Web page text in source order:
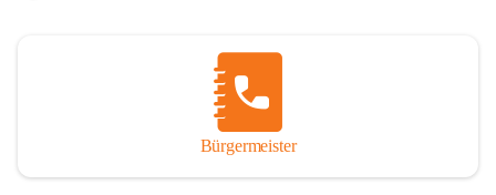
gedankt werden, die durch ihre Erinnerungen, Informationen und
durch das Überlassen von Fotos und Dokumenten zum Gesamtbild
dieses Buches wesentlich beigetragen haben.
Der Zeitdruck war enorm, um das Werk auch zeitgerecht für das
Jubiläumsjahr abschließen zu können. Daher mag um Nachsicht
Bürgermeister